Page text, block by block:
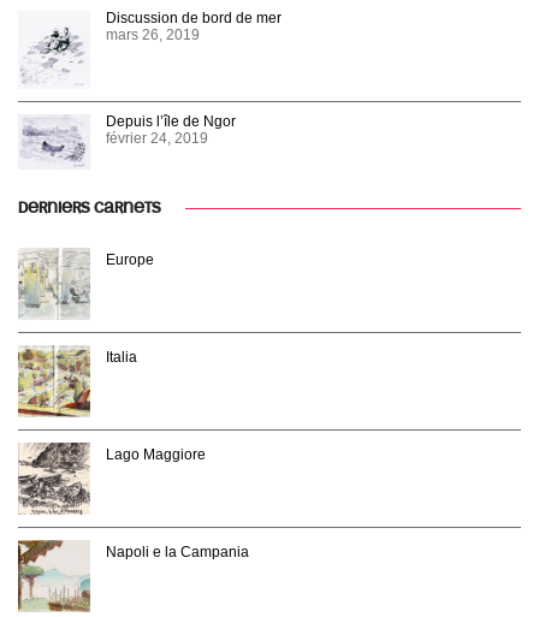
Discussion de bord de mer
mars 26, 2019
Depuis l’île de Ngor
février 24, 2019
DERNIERS CARNETS
Europe
Italia
Lago Maggiore
Napoli e la Campania